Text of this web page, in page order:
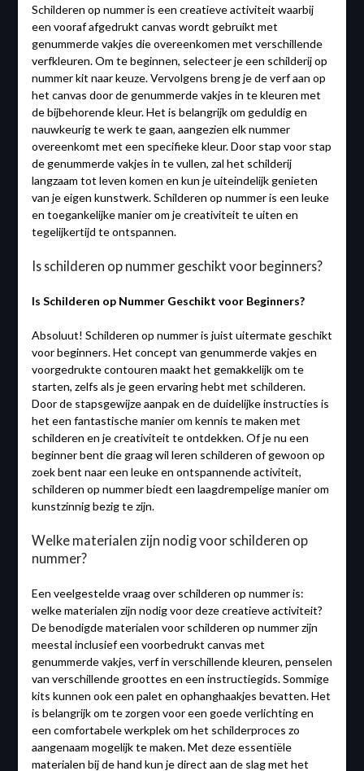
Schilderen op nummer is een creatieve activiteit waarbij
een vooraf afgedrukt canvas wordt gebruikt met
genummerde vakjes die overeenkomen met verschillende
verfkleuren. Om te beginnen, selecteer je een schilderij op
nummer kit naar keuze. Vervolgens breng je de verf aan op
het canvas door de genummerde vakjes in te kleuren met
de bijbehorende kleur. Het is belangrijk om geduldig en
nauwkeurig te werk te gaan, aangezien elk nummer
overeenkomt met een specifieke kleur. Door stap voor stap
de genummerde vakjes in te vullen, zal het schilderij
langzaam tot leven komen en kun je uiteindelijk genieten
van je eigen kunstwerk. Schilderen op nummer is een leuke
en toegankelijke manier om je creativiteit te uiten en
tegelijkertijd te ontspannen.
Is schilderen op nummer geschikt voor beginners?
Is Schilderen op Nummer Geschikt voor Beginners?
Absoluut! Schilderen op nummer is juist uitermate geschikt
voor beginners. Het concept van genummerde vakjes en
voorgedrukte contouren maakt het gemakkelijk om te
starten, zelfs als je geen ervaring hebt met schilderen.
Door de stapsgewijze aanpak en de duidelijke instructies is
het een fantastische manier om kennis te maken met
schilderen en je creativiteit te ontdekken. Of je nu een
beginner bent die graag wil leren schilderen of gewoon op
zoek bent naar een leuke en ontspannende activiteit,
schilderen op nummer biedt een laagdrempelige manier om
kunstzinnig bezig te zijn.
Welke materialen zijn nodig voor schilderen op
nummer?
Een veelgestelde vraag over schilderen op nummer is:
welke materialen zijn nodig voor deze creatieve activiteit?
De benodigde materialen voor schilderen op nummer zijn
meestal inclusief een voorbedrukt canvas met
genummerde vakjes, verf in verschillende kleuren, penselen
van verschillende groottes en een instructiegids. Sommige
kits kunnen ook een palet en ophanghaakjes bevatten. Het
is belangrijk om te zorgen voor een goede verlichting en
een comfortabele werkplek om het schilderproces zo
aangenaam mogelijk te maken. Met deze essentiële
materialen bij de hand kun je direct aan de slag met het